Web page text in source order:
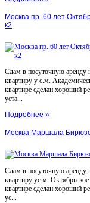
Москва пр. 60 лет
к2
Сдам в посуточную аренду
квартиру у с.м.
квартире сделан хороший
уста...
Подробнее »
Москва Маршала
Сдам в посуточную аренду
квартиру ус.м.
квартире сделан хороший
ус...